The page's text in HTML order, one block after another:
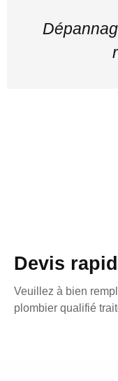
Devis
Veuillez à bien
plombier qualifié